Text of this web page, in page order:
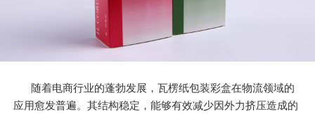
随着电商行业的蓬勃发展，瓦楞纸包装彩盒在物流领域的
应用愈发普遍。其结构稳定，能够有效减少因外力挤压造成的